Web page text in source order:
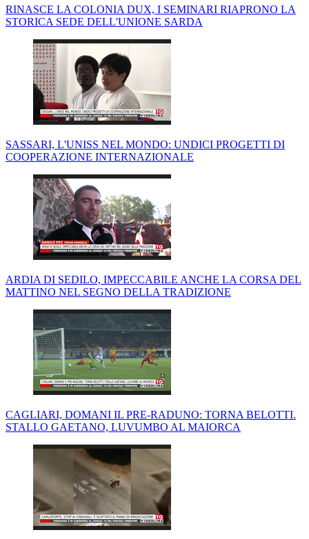
RINASCE LA COLONIA DUX, I SEMINARI RIAPRONO LA
STORICA SEDE DELL'UNIONE SARDA
SASSARI, L'UNISS NEL MONDO: UNDICI PROGETTI DI
COOPERAZIONE INTERNAZIONALE
ARDIA DI SEDILO, IMPECCABILE ANCHE LA CORSA DEL
MATTINO NEL SEGNO DELLA TRADIZIONE
CAGLIARI, DOMANI IL PRE-RADUNO: TORNA BELOTTI.
STALLO GAETANO, LUVUMBO AL MAIORCA